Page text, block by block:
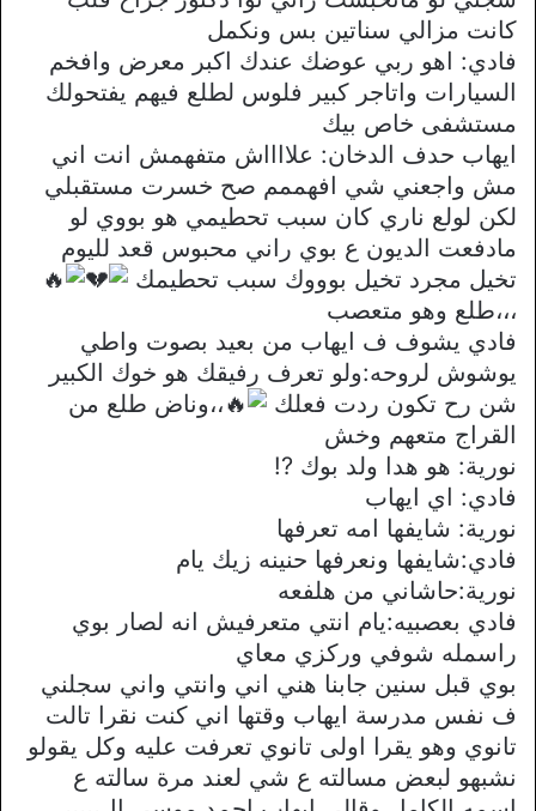
كانت مزالي سناتين بس ونكمل
فادي: اهو ربي عوضك عندك اكبر معرض وافخم
السيارات واتاجر كبير فلوس لطلع فيهم يفتحولك
مستشفى خاص بيك
ايهاب حدف الدخان: علااااش متفهمش انت اني
مش واجعني شي افهممم صح خسرت مستقبلي
لكن لولع ناري كان سبب تحطيمي هو بووي لو
مادفعت الديون ع بوي راني محبوس قعد لليوم
تخيل مجرد تخيل بوووك سبب تحطيمك
،،،طلع وهو متعصب
فادي يشوف ف ايهاب من بعيد بصوت واطي
يوشوش لروحه:ولو تعرف رفيقك هو خوك الكبير
شن رح تكون ردت فعلك
،،وناض طلع من
القراج متعهم وخش
نورية: هو هدا ولد بوك ?!
فادي: اي ايهاب
نورية: شايفها امه تعرفها
فادي:شايفها ونعرفها حنينه زيك يام
نورية:حاشاني من هلفعه
فادي بعصبيه:يام انتي متعرفيش انه لصار بوي
راسمله شوفي وركزي معاي
بوي قبل سنين جابنا هني اني وانتي واني سجلني
ف نفس مدرسة ايهاب وقتها اني كنت نقرا تالت
تانوي وهو يقرا اولى تانوي تعرفت عليه وكل يقولو
نشبهو لبعض مسالته ع شي لعند مرة سالته ع